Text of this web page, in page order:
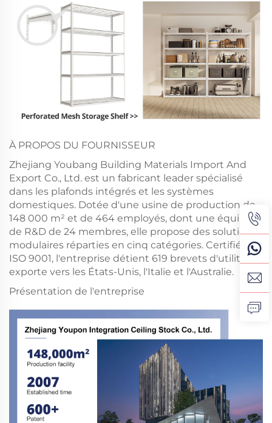
À PROPOS DU FOURNISSEUR
Zhejiang Youbang Building Materials Import And
Export Co., Ltd. est un fabricant leader spécialisé
dans les plafonds intégrés et les systèmes
domestiques. Dotée d'une usine de production de
148 000 m² et de 464 employés, dont une équipe
de R&D de 24 membres, elle propose des solutions
modulaires réparties en cinq catégories. Certifiée
ISO 9001, l'entreprise détient 619 brevets d'utilité et
exporte vers les États-Unis, l'Italie et l'Australie.
Présentation de l'entreprise